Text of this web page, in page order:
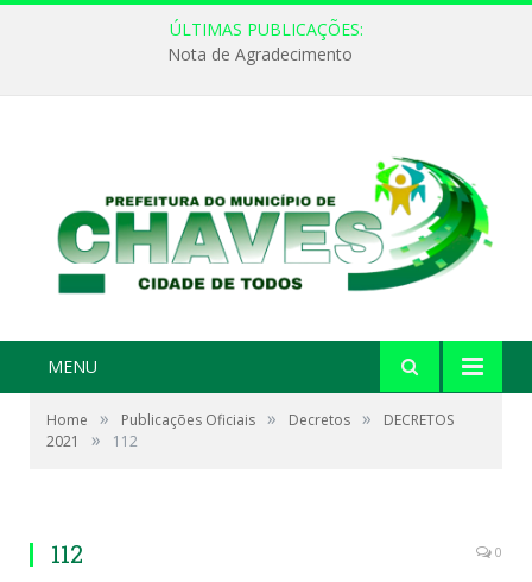
ÚLTIMAS PUBLICAÇÕES:
Nota de Agradecimento
MENU
Home » Publicações Oficiais » Decretos »
DECRETOS
2021
» 112
112 0